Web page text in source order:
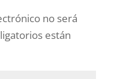
no será
están